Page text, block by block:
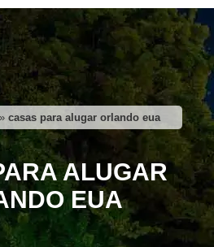
» casas para alugar orlando eua
ALUGAR
EUA